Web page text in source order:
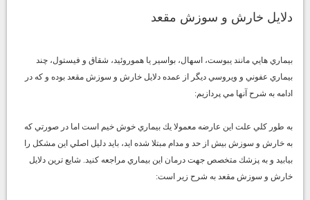
دلايل خارش و سوزش مقعد
بيماري هايي مانند يبوست، اسهال، بواسير يا هموروئيد، شقاق و فيستول، چند
بيماري عفوني و ويروسي ديگر از عمده دلايل خارش و سوزش مقعد بوده و كه در
ادامه به شرح آنها مي پردازيم:
به طور كلي علت اين عارضه معمولا يك بيماري خوش خيم است اما در صورتي كه
به خارش و سوزش بيش از حد و مدام مبتلا شده ايد، بايد دليل اصلي اين مشكل را
بيابيد و به پزشك متخصص جهت درمان اين بيماري مراجعه كنيد. شايع ترين دلايل
خارش و سوزش مقعد به شرح زير است: